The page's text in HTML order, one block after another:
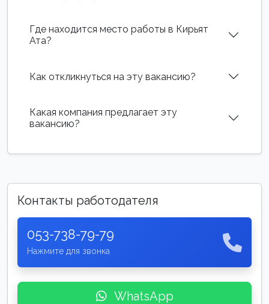
Где находится место работы в Кирьят
Ата?
Как откликнуться на эту вакансию?
Какая компания предлагает эту
вакансию?
Контакты работодателя
053-738-79-79
Нажмите для звонка
WhatsApp